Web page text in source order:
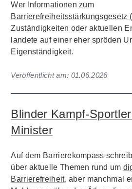
Wer Informationen zum
Barrierefreiheitsstärkungsgesetz
Zuständigkeiten oder aktuellen
landete auf einer eher spröden
Eigenständigkeit.
Veröffentlicht am: 01.06.2026
Blinder Kampf-
Minister
Auf dem Barrierekompass
über aktuelle Themen rund um
Barrierefreiheit, aber manchmal